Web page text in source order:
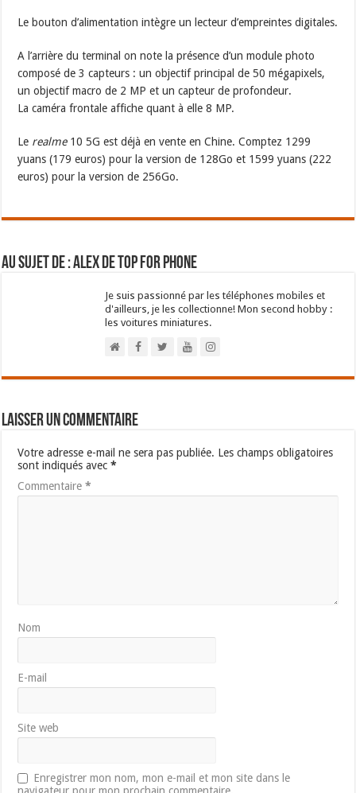
Le bouton d’alimentation intègre un lecteur d’empreintes digitales.
A l’arrière du terminal on note la présence d’un module photo
composé de 3 capteurs : un objectif principal de 50 mégapixels,
un objectif macro de 2 MP et un capteur de profondeur.
La caméra frontale affiche quant à elle 8 MP.
Le realme10 5G est déjà en vente en Chine. Comptez 1299
yuans (179 euros) pour la version de 128Go et 1599 yuans (222
euros) pour la version de 256Go.
Au sujet de : Alex de Top For Phone
Je suis passionné par les téléphones mobiles et
d'ailleurs, je les collectionne! Mon second hobby :
les voitures miniatures.
Laisser un commentaire
Votre adresse e-mail ne sera pas publiée. Les champs obligatoires
sont indiqués avec*
Commentaire*
Nom
E-mail
Site web
Enregistrer mon nom, mon e-mail et mon site dans le